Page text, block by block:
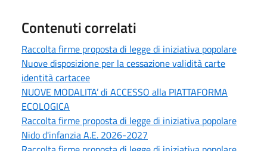
Contenuti correlati
Raccolta firme proposta di legge di iniziativa popolare
Nuove disposizione per la cessazione validità carte
identità cartacee
NUOVE MODALITA’ di ACCESSO alla PIATTAFORMA
ECOLOGICA
Raccolta firme proposta di legge di iniziativa popolare
Nido d'infanzia A.E. 2026-2027